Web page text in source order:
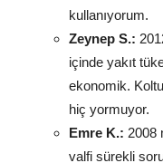
kullanıyorum.
Zeynep S.:
içinde yakıt
ekonomik.
hiç yormuyor.
Emre K.: 2008
valfi sürekli